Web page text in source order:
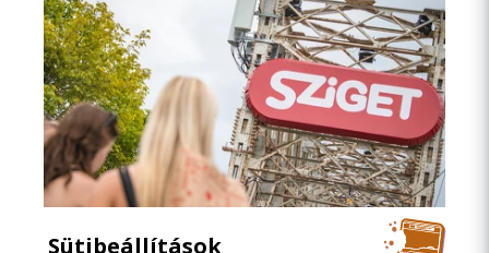
2026.08.08. 13:16
Sütibeállítások